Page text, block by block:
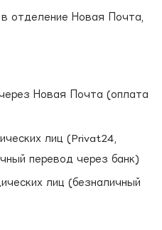
отделение Новая Почта,
Новая Почта (оплата
лиц (Privat24,
перевод через банк)
лиц (безналичный